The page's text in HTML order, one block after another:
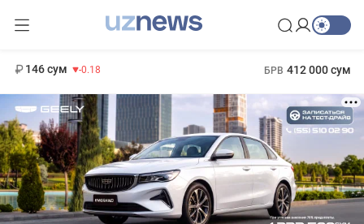
146 сум -0.18 БРВ 412 000 сум